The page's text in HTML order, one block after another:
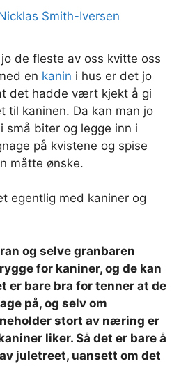
Smith-Iversen
de fleste av oss kvitte oss
en kanin i hus er det jo
det hadde vært kjekt å gi
til kaninen. Da kan man jo
små biter og legge inn i
på kvistene og spise
måtte ønske.
egentlig med kaniner og
og selve granbaren
for kaniner, og de kan
er bare bra for tenner at de
på, og selv om
stort av næring er
liker. Så det er bare å
juletreet, uansett om det